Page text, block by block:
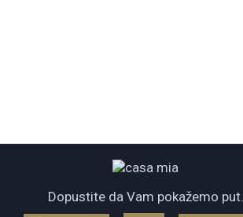
Dopustite da Vam pokažemo put.